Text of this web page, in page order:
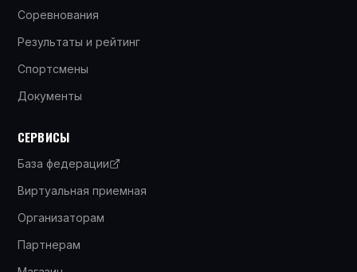
Соревнования
Результаты и рейтинг
Спортсмены
Документы
СЕРВИСЫ
База федерации
Виртуальная приемная
Организаторам
Партнерам